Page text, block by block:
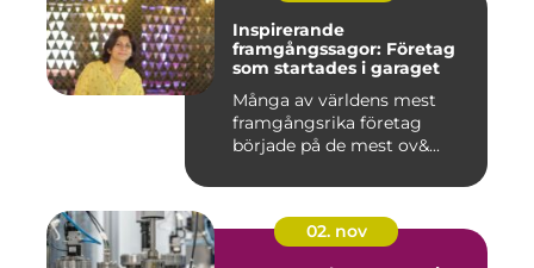
Inspirerande
framgångssagor: Företag
som startades i garaget
Många av världens mest
framgångsrika företag
började på de mest ov&...
02. nov